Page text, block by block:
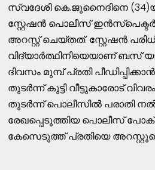
സ്വദേശി കെ.ജുനൈദിനെ
സ്റ്റേഷൻ പൊലീസ്
അറസ്റ്റ് ചെയ്തത്. സ്റ്റേഷൻ
വിദ്യാർത്ഥിനിയെയാണ് ബസ്
ദിവസം മുമ്പ് പ്രതി
തുടർന്ന് കുട്ടി വീട്ടുകാരോട്
തുടർന്ന് പൊലീസിൽ പരാതി
രേഖപ്പെടുത്തിയ പൊലീസ്
കേസെടുത്ത് പ്രതിയെ